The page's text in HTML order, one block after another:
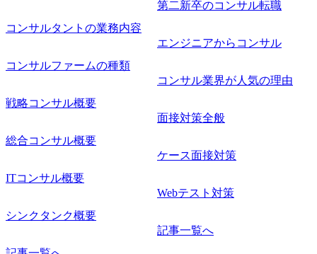
コンサルタントの業務内容
コンサルファームの種類
戦略コンサル概要
総合コンサル概要
ITコンサル概要
シンクタンク概要
第二新卒のコンサル転職
エンジニアからコンサル
コンサル業界が人気の理由
面接対策全般
ケース面接対策
Webテスト対策
記事一覧へ